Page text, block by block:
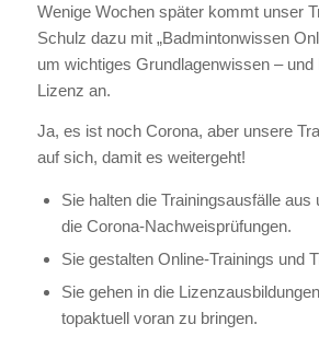
Wenige Wochen später kommt unser
Schulz dazu mit „Badmintonwissen
um wichtiges Grundlagenwissen – und
Lizenz an.
Ja, es ist noch Corona, aber unsere
auf sich, damit es weitergeht!
Sie halten die Trainingsausfälle
die Corona-Nachweisprüfungen.
Sie gestalten Online-Trainings und
Sie gehen in die
topaktuell voran zu bringen.